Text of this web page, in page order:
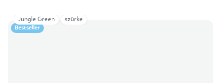
Bestseller
Jungle Green szürke